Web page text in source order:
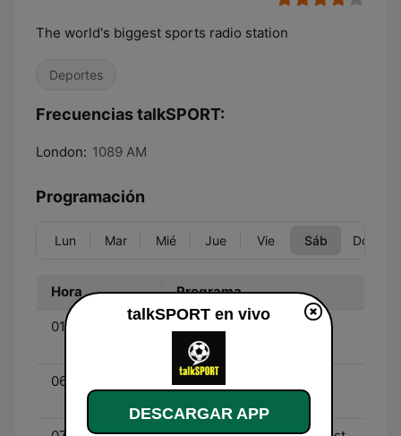
The world's biggest sports radio station
Deportes
Frecuencias talkSPORT:
London: 1089 AM
Programación
Lun Mar Mié Jue Vie Sáb Dom
Hora Programa
01:00 - 06:00
Extra Time - With Tom
Latchem
06:00 - 07:00
On the Sporting Couch -
talkSPORT en vivo
DESCARGAR APP